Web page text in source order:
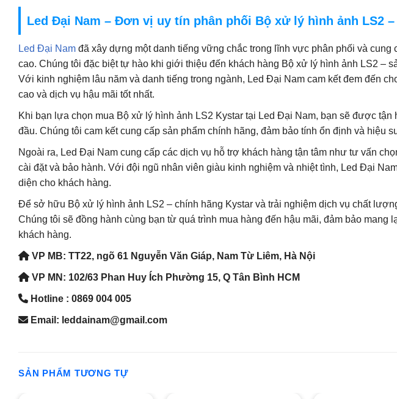
Led Đại Nam – Đơn vị uy tín phân phối Bộ xử lý hình ảnh LS2
Led Đại Nam đã xây dựng một danh tiếng vững chắc trong lĩnh vực phân phối và
cao. Chúng tôi đặc biệt tự hào khi giới thiệu đến khách hàng Bộ xử lý hình ảnh LS2 –
Với kinh nghiệm lâu năm và danh tiếng trong ngành, Led Đại Nam cam kết đem đến
cao và dịch vụ hậu mãi tốt nhất.
Khi bạn lựa chọn mua Bộ xử lý hình ảnh LS2 Kystar tại Led Đại Nam, bạn sẽ được
đầu. Chúng tôi cam kết cung cấp sản phẩm chính hãng, đảm bảo tính ổn định và hiệu
Ngoài ra, Led Đại Nam cung cấp các dịch vụ hỗ trợ khách hàng tận tâm như tư vấn
cài đặt và bảo hành. Với đội ngũ nhân viên giàu kinh nghiệm và nhiệt tình, Led Đại
diện cho khách hàng.
Để sở hữu Bộ xử lý hình ảnh LS2 – chính hãng Kystar và trải nghiệm dịch vụ chất
Chúng tôi sẽ đồng hành cùng bạn từ quá trình mua hàng đến hậu mãi, đảm bảo mang
khách hàng.
VP MB: TT22, ngõ 61 Nguyễn Văn Giáp, Nam Từ Liêm, Hà Nội
VP MN: 102/63 Phan Huy Ích Phường 15, Q Tân Bình HCM
Hotline : 0869 004 005
Email: leddainam@gmail.com
SẢN PHẨM TƯƠNG TỰ